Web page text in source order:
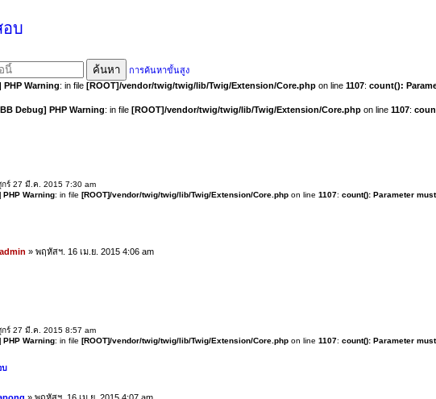
อบ
ค้นหา
การค้นหาขั้นสูง
Warning: in file [ROOT]/vendor/twig/twig/lib/Twig/Extension/Core.php on line 1107: count():
Debug] PHP Warning: in file [ROOT]/vendor/twig/twig/lib/Twig/Extension/Core.php on line 1107:
กร์ 27 มี.ค. 2015 7:30 am
PHP Warning: in file [ROOT]/vendor/twig/twig/lib/Twig/Extension/Core.php on line 1107: count(): Parameter
» พฤหัสฯ. 16 เม.ย. 2015 4:06 am
กร์ 27 มี.ค. 2015 8:57 am
PHP Warning: in file [ROOT]/vendor/twig/twig/lib/Twig/Extension/Core.php on line 1107: count(): Parameter
บ
» พฤหัสฯ. 16 เม.ย. 2015 4:07 am